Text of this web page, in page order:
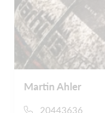
Martin Ahler
20443636